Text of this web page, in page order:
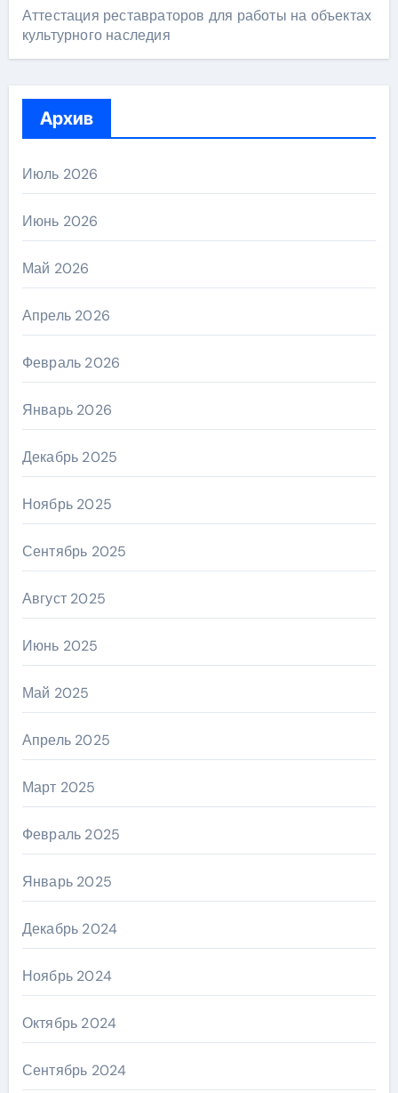
Аттестация реставраторов для работы на объектах
культурного наследия
Архив
Июль 2026
Июнь 2026
Май 2026
Апрель 2026
Февраль 2026
Январь 2026
Декабрь 2025
Ноябрь 2025
Сентябрь 2025
Август 2025
Июнь 2025
Май 2025
Апрель 2025
Март 2025
Февраль 2025
Январь 2025
Декабрь 2024
Ноябрь 2024
Октябрь 2024
Сентябрь 2024